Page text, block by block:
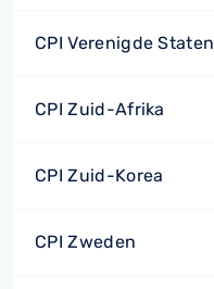
CPI Verenigde Staten
CPI Zuid-Afrika
CPI Zuid-Korea
CPI Zweden